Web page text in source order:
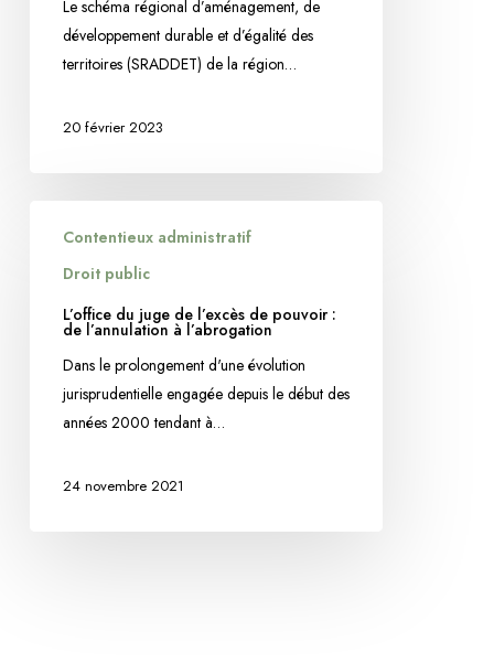
Franche-
Comté
Le schéma régional d’aménagement, de
développement durable et d’égalité des
territoires (SRADDET) de la région…
20 février 2023
l’excès
pouvoir
l’abrogation
Contentieux administratif
Droit public
L’office du juge de l’excès de pouvoir :
de l’annulation à l’abrogation
Dans le prolongement d'une évolution
jurisprudentielle engagée depuis le début des
années 2000 tendant à…
24 novembre 2021